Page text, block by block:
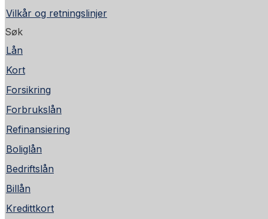
Vilkår og retningslinjer
Søk
Lån
Kort
Forsikring
Forbrukslån
Refinansiering
Boliglån
Bedriftslån
Billån
Kredittkort